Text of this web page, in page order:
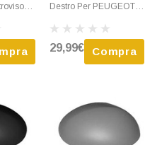
2012,
Destro Per PEUGEOT
Meccanico Nero Nuovo
29,99€ Compra